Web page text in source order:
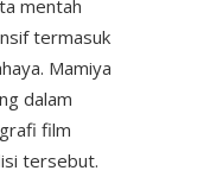
mentah
termasuk
Mamiya
dalam
film
tersebut.